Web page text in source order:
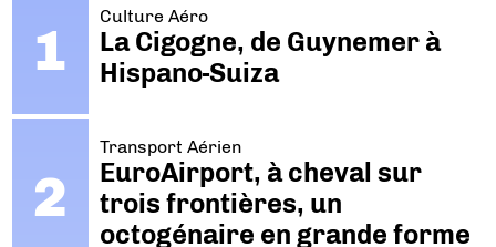
Culture Aéro
La Cigogne, de Guynemer à
Hispano-Suiza
Transport Aérien
EuroAirport, à cheval sur
trois frontières, un
octogénaire en grande forme